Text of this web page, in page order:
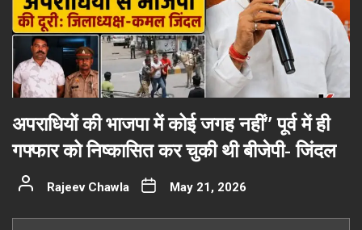
अपराधियों की भाजपा में कोई जगह नहीं” पूर्व में ही
गफ्फार को निष्कासित कर चुकी थी बीजेपी- जिंदल
Rajeev Chawla May 21, 2026